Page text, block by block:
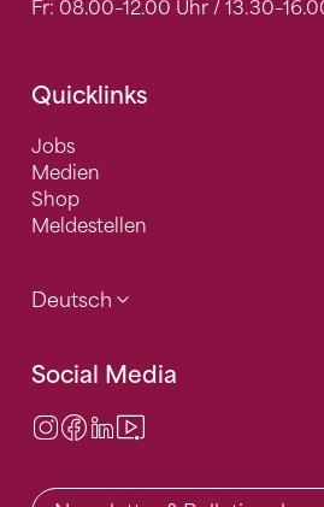
Fr: 08.00–12.00 Uhr /
Quicklinks
Jobs
Medien
Shop
Meldestellen
Deutsch
Social Media
Instagram
Facebook
LinkedIn